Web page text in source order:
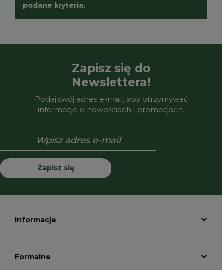
podane kryteria.
Zapisz się do
Newslettera!
Podaj swój adres e-mail, aby otrzymywać
informacje o nowościach i promocjach.
Zapisz się
Informacje
Formalne